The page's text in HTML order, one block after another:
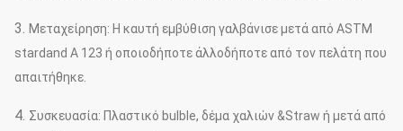
3. Μεταχείρηση: Η καυτή εμβύθιση γαλβάνισε μετά από ASTM
stardand Α 123 ή οποιοδήποτε άλλοδήποτε από τον πελάτη που
απαιτήθηκε.
4. Συσκευασία: Πλαστικό bulble, δέμα χαλιών &Straw ή μετά από